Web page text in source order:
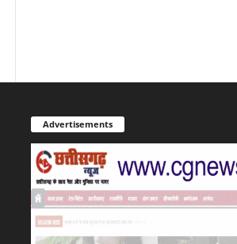
Advertisements